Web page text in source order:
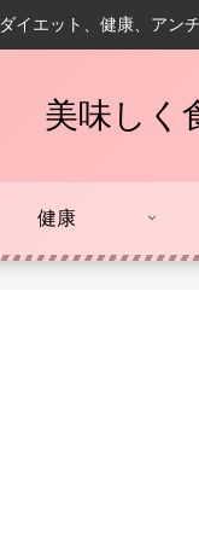
ダイエット、健康、アン
美味しく
健康